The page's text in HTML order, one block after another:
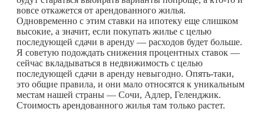
вовсе откажется от арендованного жилья.
Одновременно с этим ставки на ипотеку еще слишком
высокие, а значит, если покупать жилье с целью
последующей сдачи в аренду — расходов будет больше.
Я советую подождать снижения процентных ставок —
сейчас вкладываться в недвижимость с целью
последующей сдачи в аренду невыгодно. Опять-таки,
это общие правила, и они мало относятся к уникальным
местам нашей страны — Сочи, Адлер, Геленджик.
Стоимость арендованного жилья там только растет.